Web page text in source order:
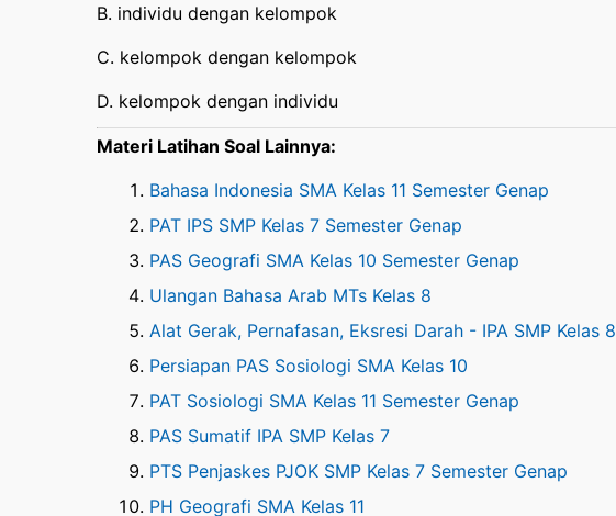
B. individu dengan kelompok
C. kelompok dengan kelompok
D. kelompok dengan individu
Materi Latihan Soal Lainnya:
Bahasa Indonesia SMA Kelas 11 Semester Genap
PAT IPS SMP Kelas 7 Semester Genap
PAS Geografi SMA Kelas 10 Semester Genap
Ulangan Bahasa Arab MTs Kelas 8
Alat Gerak, Pernafasan, Eksresi Darah - IPA SMP Kelas 8
Persiapan PAS Sosiologi SMA Kelas 10
PAT Sosiologi SMA Kelas 11 Semester Genap
PAS Sumatif IPA SMP Kelas 7
PTS Penjaskes PJOK SMP Kelas 7 Semester Genap
PH Geografi SMA Kelas 11